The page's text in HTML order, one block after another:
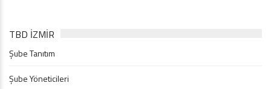
TBD İZMİR
Şube Tanıtım
Şube Yöneticileri